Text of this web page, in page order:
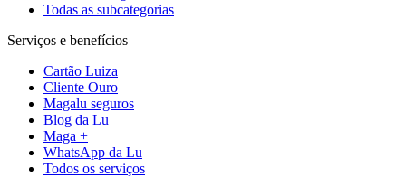
Todas as subcategorias
Serviços e benefícios
Cartão Luiza
Cliente Ouro
Magalu seguros
Blog da Lu
Maga +
WhatsApp da Lu
Todos os serviços